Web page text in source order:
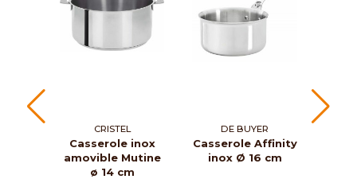
CRISTEL
Casserole inox
amovible Mutine
ø 14 cm
DE BUYER
Casserole Affinity
inox Ø 16 cm